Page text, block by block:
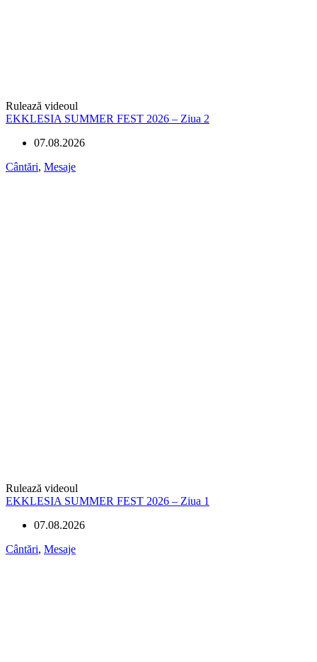
Rulează videoul
EKKLESIA SUMMER FEST 2026 – Ziua 2
07.08.2026
Cântări, Mesaje
Rulează videoul
EKKLESIA SUMMER FEST 2026 – Ziua 1
07.08.2026
Cântări, Mesaje